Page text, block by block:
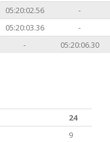
05:20:02.56
-
05:20:03.36
-
- 05:20:06.30
24
9